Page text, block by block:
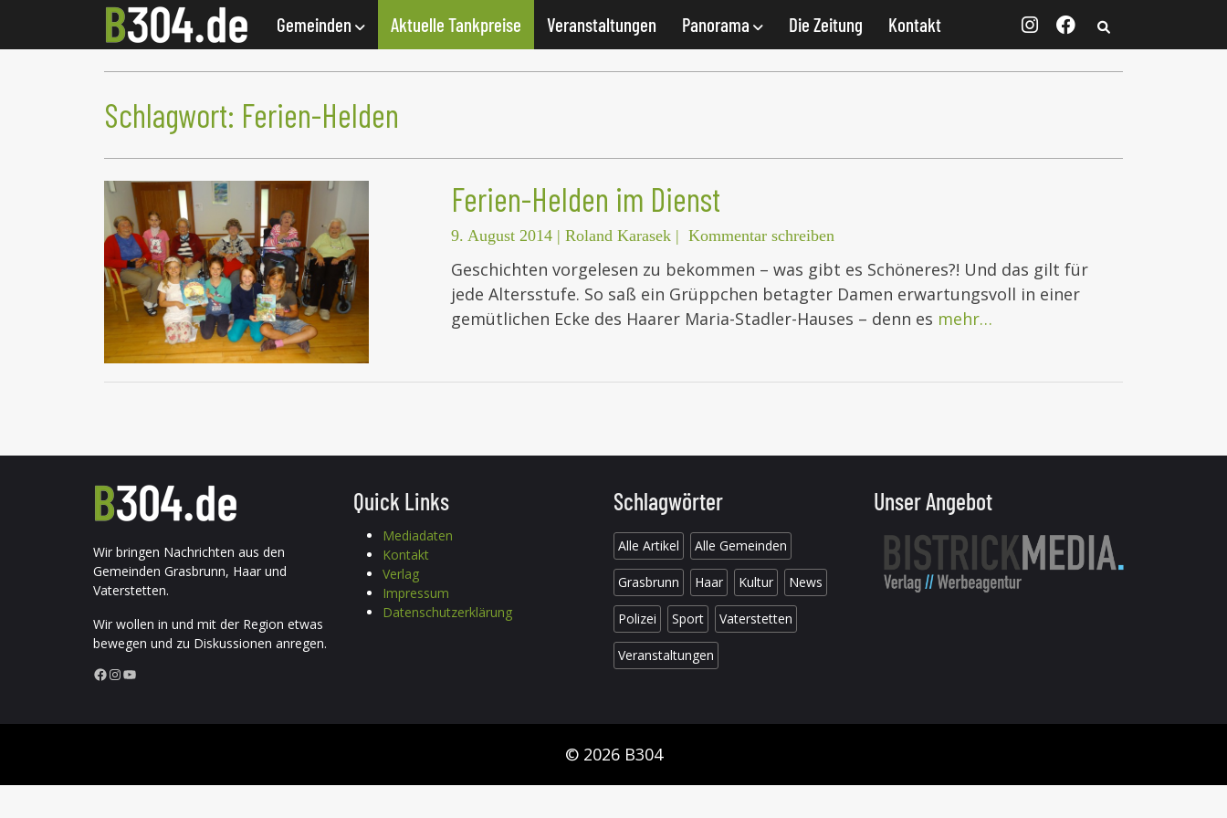
Gemeinden Aktuelle Tankpreise Veranstaltungen Panorama Die Zeitung Kontakt
Schlagwort: Ferien-Helden
Ferien-Helden im Dienst
9. August 2014 | Roland Karasek | Kommentar schreiben
Geschichten vorgelesen zu bekommen – was gibt es Schöneres?! Und das gilt für
jede Altersstufe. So saß ein Grüppchen betagter Damen erwartungsvoll in einer
gemütlichen Ecke des Haarer Maria-Stadler-Hauses – denn es mehr…
Wir bringen Nachrichten aus den
Gemeinden Grasbrunn, Haar und
Vaterstetten.
Wir wollen in und mit der Region etwas
bewegen und zu Diskussionen anregen.
Facebook InstagramYouTube
Quick Links
Mediadaten
Kontakt
Verlag
Impressum
Datenschutzerklärung
Schlagwörter
Alle Artikel Alle Gemeinden
Grasbrunn Haar Kultur News
Polizei Sport Vaterstetten
Veranstaltungen
Unser Angebot
© 2026 B304